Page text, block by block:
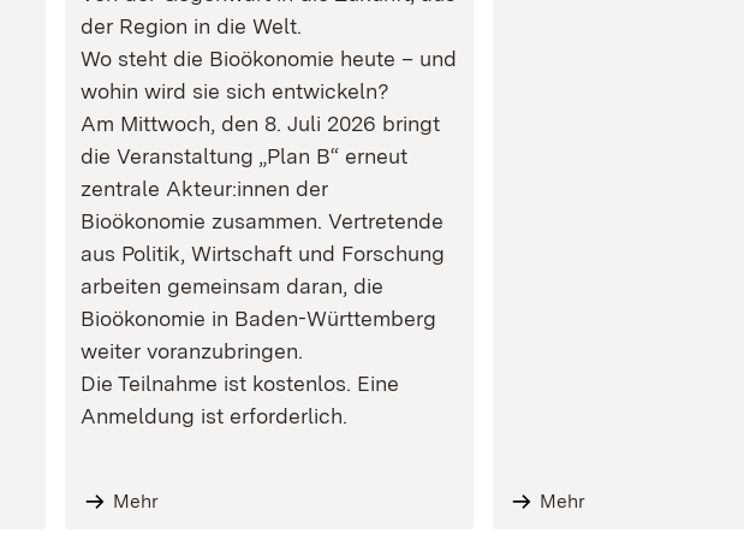
der Region in die Welt.
Wo steht die Bioökonomie heute – und
wohin wird sie sich entwickeln?
Am Mittwoch, den 8. Juli 2026 bringt
die Veranstaltung „Plan B“ erneut
zentrale Akteur:innen der
Bioökonomie zusammen. Vertretende
aus Politik, Wirtschaft und Forschung
arbeiten gemeinsam daran, die
Bioökonomie in Baden-Württemberg
weiter voranzubringen.
Die Teilnahme ist kostenlos. Eine
Anmeldung ist erforderlich.
Mehr Mehr